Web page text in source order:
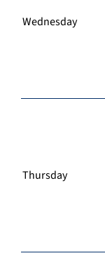
Wednesday
Thursday